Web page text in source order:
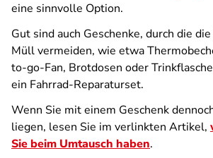
eine sinnvolle Option.
Gut sind auch Geschenke, durch die
Müll vermeiden, wie etwa
to-go-Fan, Brotdosen oder
ein Fahrrad-Reparaturset.
Wenn Sie mit einem Geschenk
liegen, lesen Sie im verlinkten Artikel,
Sie beim Umtausch haben.